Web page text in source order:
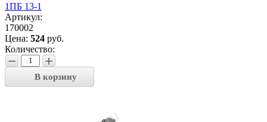
1ПБ 13-1
Артикул:
170002
Цена: 524 руб.
Количество:
− +
В корзину